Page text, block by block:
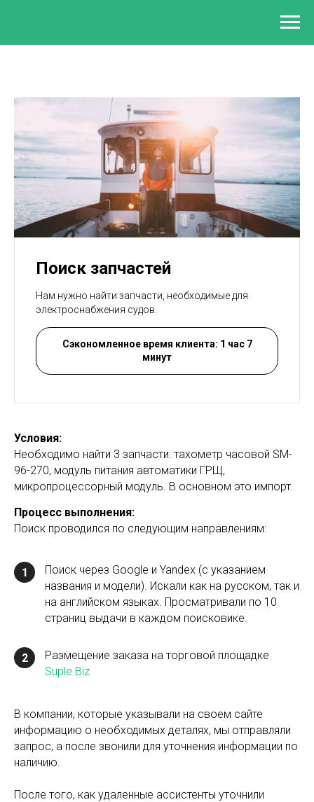
Поиск запчастей
Нам нужно найти запчасти, необходимые для
электроснабжения судов.
Сэкономленное время клиента: 1 час 7
минут
Условия:
Необходимо найти 3 запчасти: тахометр часовой SM-
96-270, модуль питания автоматики ГРЩ,
микропроцессорный модуль. В основном это импорт.
Процесс выполнения:
Поиск проводился по следующим направлениям:
1
Поиск через Google и Yandex (с указанием
названия и модели). Искали как на русском, так и
на английском языках. Просматривали по 10
страниц выдачи в каждом поисковике.
2
Размещение заказа на торговой площадке
Suple.Biz
В компании, которые указывали на своем сайте
информацию о необходимых деталях, мы отправляли
запрос, а после звонили для уточнения информации по
наличию.
После того, как удаленные ассистенты уточнили